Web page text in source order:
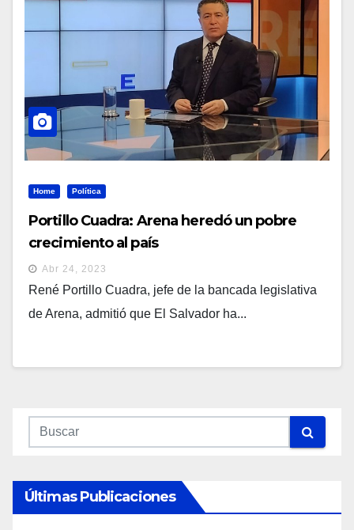
Home Política
Portillo Cuadra: Arena heredó un pobre
crecimiento al país
Abr 24, 2023
René Portillo Cuadra, jefe de la bancada legislativa
de Arena, admitió que El Salvador ha...
Últimas Publicaciones